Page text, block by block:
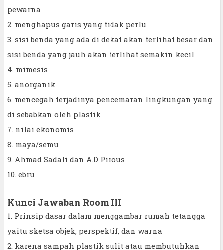
pewarna
2. menghapus garis yang tidak perlu
3. sisi benda yang ada di dekat akan terlihat besar dan
sisi benda yang jauh akan terlihat semakin kecil
4. mimesis
5. anorganik
6. mencegah terjadinya pencemaran lingkungan yang
di sebabkan oleh plastik
7. nilai ekonomis
8. maya/semu
9. Ahmad Sadali dan A.D Pirous
10. ebru
Kunci Jawaban Room III
1. Prinsip dasar dalam menggambar rumah tetangga
yaitu sketsa objek, perspektif, dan warna
2. karena sampah plastik sulit atau membutuhkan